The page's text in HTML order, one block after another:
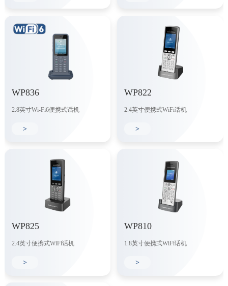
WP836
2.8英寸Wi-Fi6便携式话机
>
WP822
2.4英寸便携式WiFi话机
>
WP825
2.4英寸便携式WiFi话机
>
WP810
1.8英寸便携式WiFi话机
>